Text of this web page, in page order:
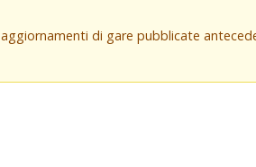
di gare pubblicate